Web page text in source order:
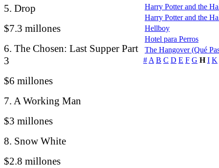
5. Drop
$7.3 millones
6. The Chosen: Last Supper Part
3
$6 millones
7. A Working Man
$3 millones
8. Snow White
$2.8 millones
Harry Potter and the
Harry Potter and the
Hellboy
Hotel para Perros
The Hangover (Qué
# A B C D E F G H I K